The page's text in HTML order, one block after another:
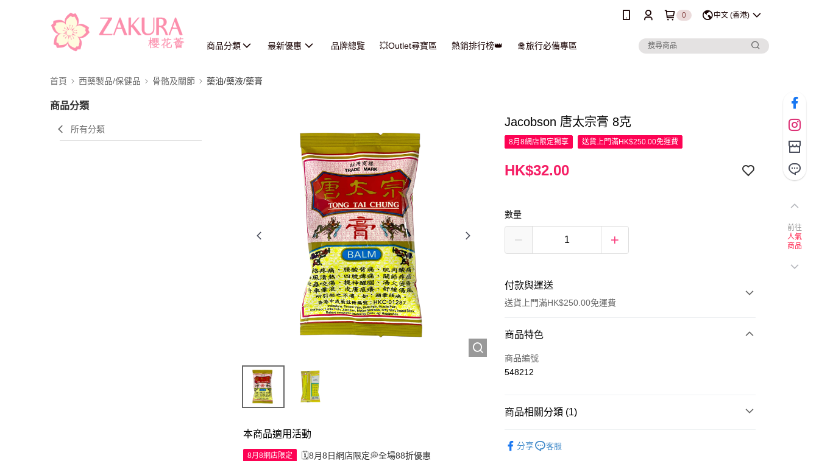
0 中文 (香港)
商品分類 最新優惠 品牌總覽 💥Outlet尋寶區 熱銷排行榜👑 🛅旅行必備專區
首頁 西藥製品/保健品 骨骼及關節 藥油/藥液/藥膏
商品分類
所有分類
本商品適用活動
8月8網店限定 🗓️8月8日網店限定💭全場88折優惠
Jacobson 唐太宗膏 8克
8月8網店限定獨享 送貨上門滿HK$250.00免運費
HK$32.00
數量
付款與運送
送貨上門滿HK$250.00免運費
付款方式
信用卡
商品特色
商品編號
548212
商品相關分類 (1)
分享
客服
前往
人氣
商品